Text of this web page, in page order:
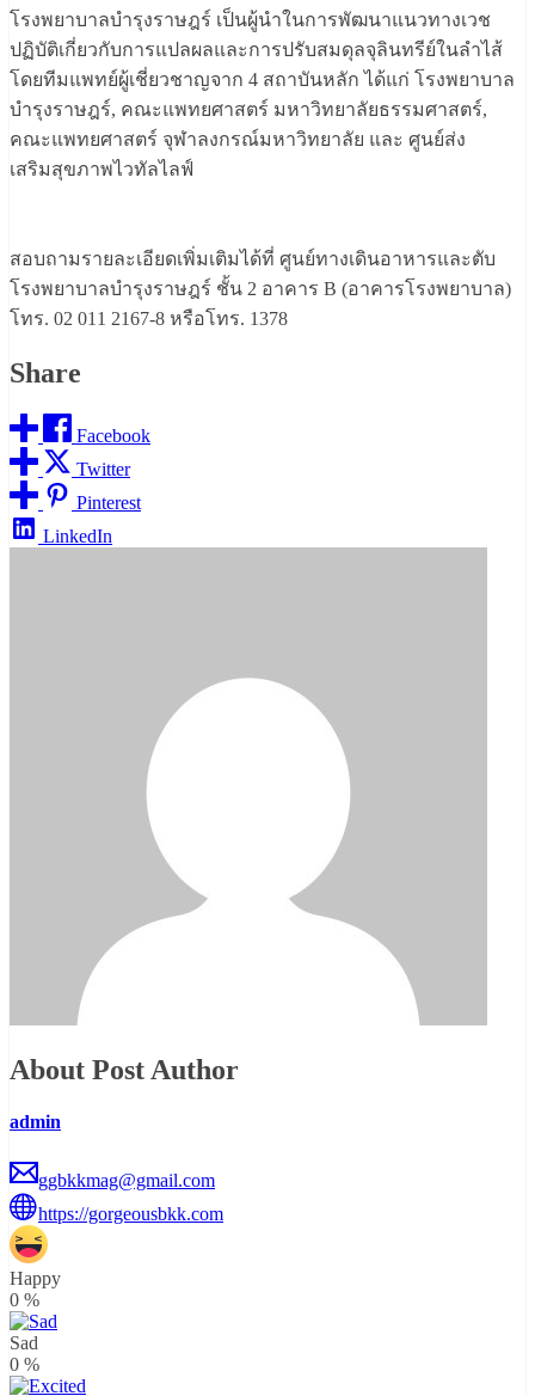
โรงพยาบาลบำรุงราษฎร์ เป็นผู้นำในการพัฒนาแนวทางเวช
ปฏิบัติเกี่ยวกับการแปลผลและการปรับสมดุลจุลินทรีย์ในลำไส้
โดยทีมแพทย์ผู้เชี่ยวชาญจาก 4 สถาบันหลัก ได้แก่ โรงพยาบาล
บำรุงราษฎร์, คณะแพทยศาสตร์ มหาวิทยาลัยธรรมศาสตร์,
คณะแพทยศาสตร์ จุฬาลงกรณ์มหาวิทยาลัย และ ศูนย์ส่ง
เสริมสุขภาพไวทัลไลฟ์
สอบถามรายละเอียดเพิ่มเติมได้ที่ ศูนย์ทางเดินอาหารและตับ
โรงพยาบาลบำรุงราษฎร์ ชั้น 2 อาคาร B (อาคารโรงพยาบาล)
โทร. 02 011 2167-8 หรือโทร. 1378
Share
Facebook
Twitter
Pinterest
LinkedIn
About Post Author
admin
ggbkkmag@gmail.com
https://gorgeousbkk.com
Happy
0 %
Sad
0 %